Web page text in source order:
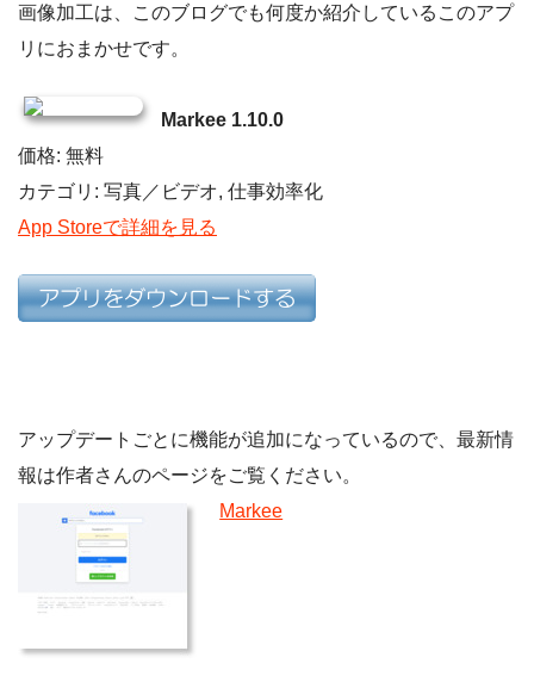
画像加工は、このブログでも何度か紹介しているこのアプ
リにおまかせです。
Markee 1.10.0
価格: 無料
カテゴリ: 写真／ビデオ, 仕事効率化
App Storeで詳細を見る
アップデートごとに機能が追加になっているので、最新情
報は作者さんのページをご覧ください。
Markee